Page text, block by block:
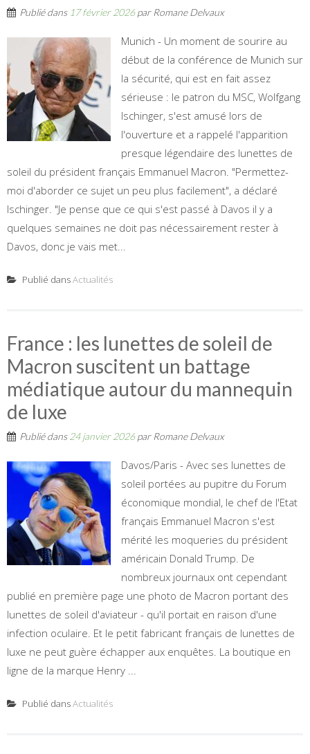
Publié dans 17 février 2026 par Romane Delvaux
Munich - Un moment de sourire au
début de la conférence de Munich sur
la sécurité, qui est en fait assez
sérieuse : le patron du MSC, Wolfgang
Ischinger, s'est amusé lors de
l'ouverture et a rappelé l'apparition
presque légendaire des lunettes de
soleil du président français Emmanuel Macron. "Permettez-
moi d'aborder ce sujet un peu plus facilement", a déclaré
Ischinger. "Je pense que ce qui s'est passé à Davos il y a
quelques semaines ne doit pas nécessairement rester à
Davos, donc je vais met...
Publié dansActualités
France : les lunettes de soleil de
Macron suscitent un battage
médiatique autour du mannequin
de luxe
Publié dans 24 janvier 2026 par Romane Delvaux
Davos/Paris - Avec ses lunettes de
soleil portées au pupitre du Forum
économique mondial, le chef de l'Etat
français Emmanuel Macron s'est
mérité les moqueries du président
américain Donald Trump. De
nombreux journaux ont cependant
publié en première page une photo de Macron portant des
lunettes de soleil d'aviateur - qu'il portait en raison d'une
infection oculaire. Et le petit fabricant français de lunettes de
luxe ne peut guère échapper aux enquêtes. La boutique en
ligne de la marque Henry ...
Publié dansActualités